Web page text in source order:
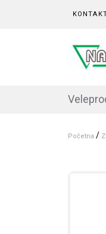
Početna /